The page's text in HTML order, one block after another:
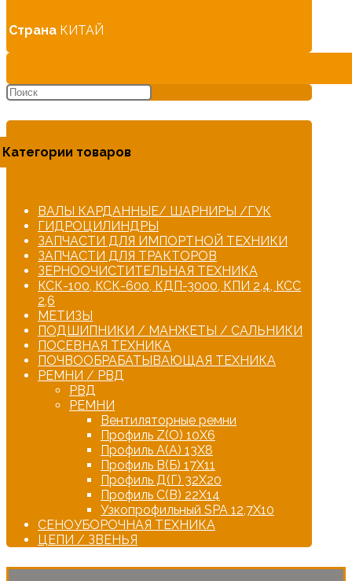
Страна КИТАЙ
Категории товаров
ВАЛЫ КАРДАННЫЕ/ ШАРНИРЫ /ГУК
ГИДРОЦИЛИНДРЫ
ЗАПЧАСТИ ДЛЯ ИМПОРТНОЙ ТЕХНИКИ
ЗАПЧАСТИ ДЛЯ ТРАКТОРОВ
ЗЕРНООЧИСТИТЕЛЬНАЯ ТЕХНИКА
КСК-100, КСК-600, КДП-3000, КПИ 2,4, КСС
2,6
МЕТИЗЫ
ПОДШИПНИКИ / МАНЖЕТЫ / САЛЬНИКИ
ПОСЕВНАЯ ТЕХНИКА
ПОЧВООБРАБАТЫВАЮЩАЯ ТЕХНИКА
РЕМНИ / РВД
РВД
РЕМНИ
Вентиляторные ремни
Профиль Z(О) 10Х6
Профиль А(А) 13Х8
Профиль В(Б) 17Х11
Профиль Д(Г) 32Х20
Профиль С(В) 22Х14
Узкопрофильный SPA 12,7Х10
СЕНОУБОРОЧНАЯ ТЕХНИКА
ЦЕПИ / ЗВЕНЬЯ